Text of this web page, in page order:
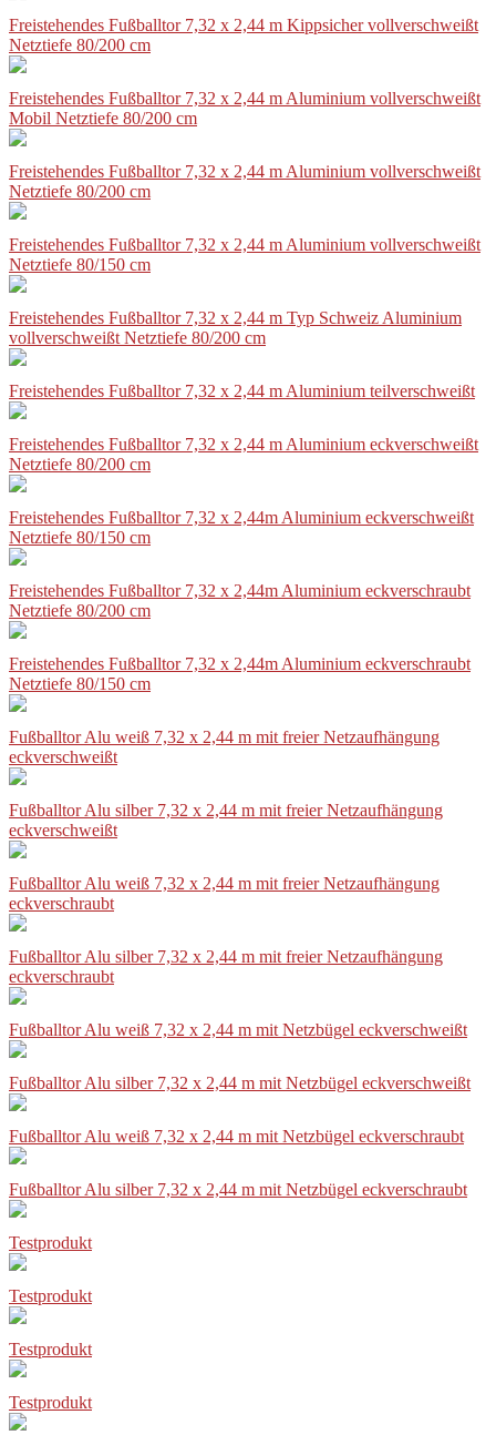
Freistehendes Fußballtor 7,32 x 2,44 m Kippsicher vollverschweißt
Netztiefe 80/200 cm
Freistehendes Fußballtor 7,32 x 2,44 m Aluminium vollverschweißt
Mobil Netztiefe 80/200 cm
Freistehendes Fußballtor 7,32 x 2,44 m Aluminium vollverschweißt
Netztiefe 80/200 cm
Freistehendes Fußballtor 7,32 x 2,44 m Aluminium vollverschweißt
Netztiefe 80/150 cm
Freistehendes Fußballtor 7,32 x 2,44 m Typ Schweiz Aluminium
vollverschweißt Netztiefe 80/200 cm
Freistehendes Fußballtor 7,32 x 2,44 m Aluminium teilverschweißt
Freistehendes Fußballtor 7,32 x 2,44 m Aluminium eckverschweißt
Netztiefe 80/200 cm
Freistehendes Fußballtor 7,32 x 2,44m Aluminium eckverschweißt
Netztiefe 80/150 cm
Freistehendes Fußballtor 7,32 x 2,44m Aluminium eckverschraubt
Netztiefe 80/200 cm
Freistehendes Fußballtor 7,32 x 2,44m Aluminium eckverschraubt
Netztiefe 80/150 cm
Fußballtor Alu weiß 7,32 x 2,44 m mit freier Netzaufhängung
eckverschweißt
Fußballtor Alu silber 7,32 x 2,44 m mit freier Netzaufhängung
eckverschweißt
Fußballtor Alu weiß 7,32 x 2,44 m mit freier Netzaufhängung
eckverschraubt
Fußballtor Alu silber 7,32 x 2,44 m mit freier Netzaufhängung
eckverschraubt
Fußballtor Alu weiß 7,32 x 2,44 m mit Netzbügel eckverschweißt
Fußballtor Alu silber 7,32 x 2,44 m mit Netzbügel eckverschweißt
Fußballtor Alu weiß 7,32 x 2,44 m mit Netzbügel eckverschraubt
Fußballtor Alu silber 7,32 x 2,44 m mit Netzbügel eckverschraubt
Testprodukt
Testprodukt
Testprodukt
Testprodukt